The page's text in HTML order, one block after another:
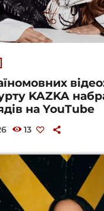
KAZKA
на YouTube
13